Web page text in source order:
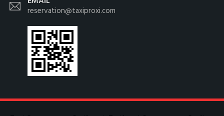
reservation@taxiproxi.com